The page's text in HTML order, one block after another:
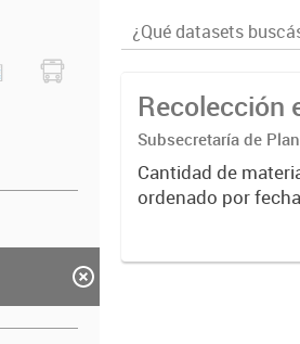
Recolección
Subsecretaría de
Cantidad de
ordenado por